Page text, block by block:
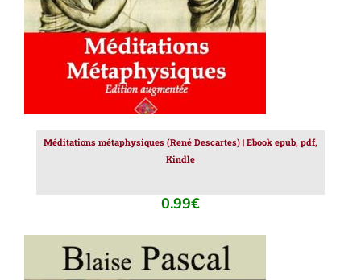
Méditations métaphysiques (René Descartes) | Ebook epub, pdf,
Kindle
0.99€